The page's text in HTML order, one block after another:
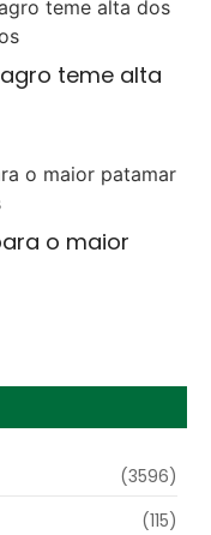
agro teme alta
o maior
(3596)
(115)